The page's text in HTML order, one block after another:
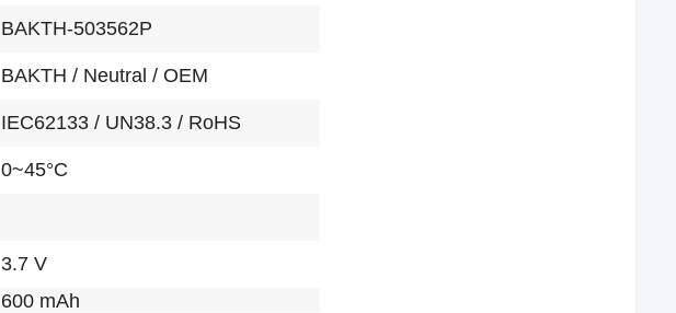
BAKTH-503562P
BAKTH / Neutral / OEM
IEC62133 / UN38.3 / RoHS
0~45°C
3.7 V
600 mAh